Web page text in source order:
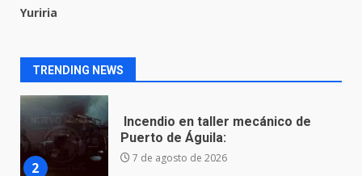
Yuriria
TRENDING NEWS
2
Incendio en taller mecánico de
Puerto de Águila:
Inauguran la Galería Historia y